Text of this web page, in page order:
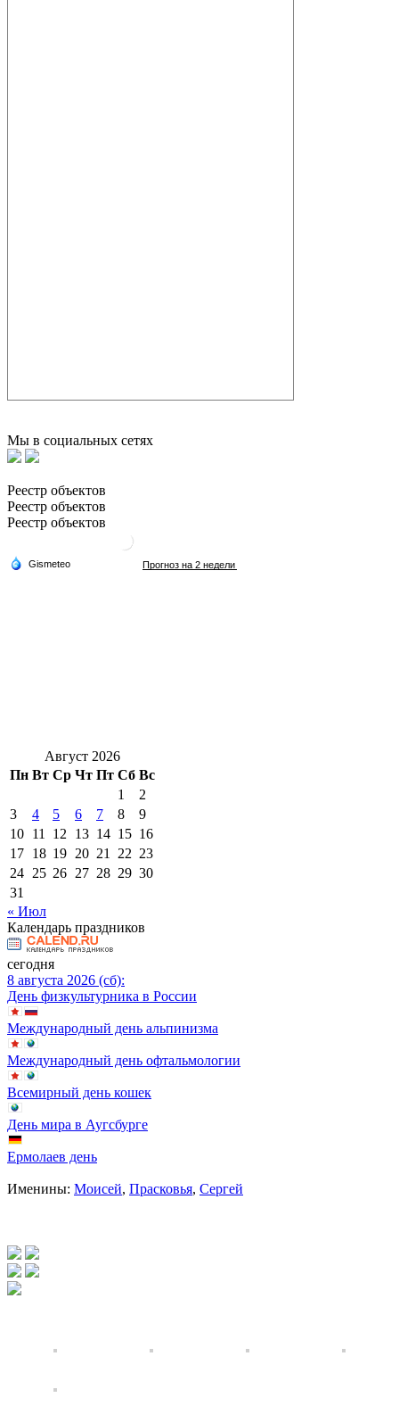
Мы в социальных сетях
Реестр объектов
Реестр объектов
Реестр объектов
Август 2026
Пн Вт Ср Чт Пт Сб Вс
1
2
3
4 5 6 7 8
9
10 11 12 13 14 15 16
17 18 19 20 21 22 23
24 25 26 27 28 29 30
31
« Июл
Календарь праздников
сегодня
8 августа 2026 (сб):
День физкультурника в России
Международный день альпинизма
Международный день офтальмологии
Всемирный день кошек
День мира в Аугсбурге
Ермолаев день
Именины: Моисей, Прасковья, Сергей